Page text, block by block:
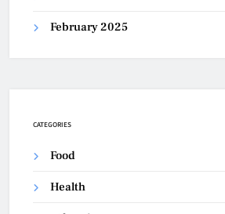
February 2025
CATEGORIES
Food
Health